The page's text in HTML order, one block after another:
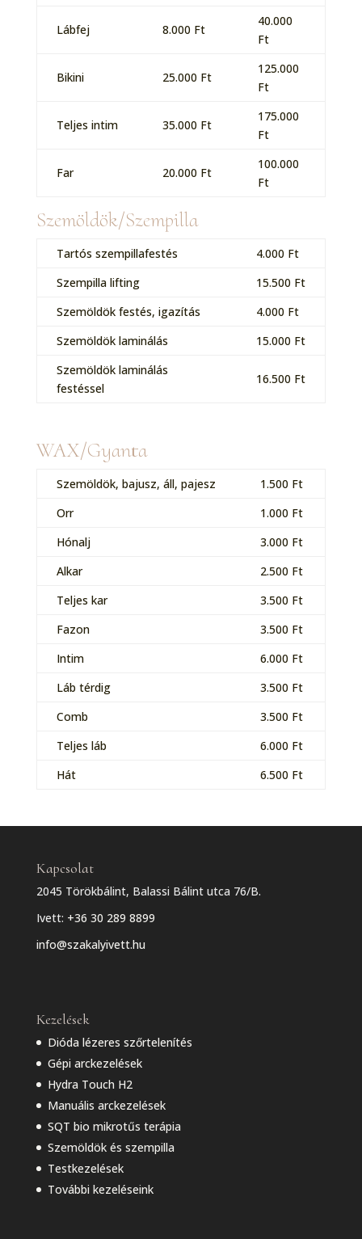
Lábfej 8.000 Ft
40.000
Ft
Bikini 25.000 Ft
125.000
Ft
Teljes intim 35.000 Ft
175.000
Ft
Far 20.000 Ft
100.000
Ft
Szemöldök/Szempilla
Tartós szempillafestés
4.000 Ft
Szempilla lifting
15.500 Ft
Szemöldök festés, igazítás
4.000 Ft
Szemöldök laminálás
15.000 Ft
Szemöldök laminálás
festéssel
16.500 Ft
WAX/Gyanta
Szemöldök, bajusz, áll, pajesz
1.500 Ft
Orr
1.000 Ft
Hónalj
3.000 Ft
Alkar
2.500 Ft
Teljes kar
3.500 Ft
Fazon
3.500 Ft
Intim
6.000 Ft
Láb térdig
3.500 Ft
Comb
3.500 Ft
Teljes láb
6.000 Ft
Hát
6.500 Ft
Kapcsolat
2045 Törökbálint, Balassi Bálint utca 76/B.
Ivett: +36 30 289 8899
info@szakalyivett.hu
Kezelések
Dióda lézeres szőrtelenítés
Gépi arckezelések
Hydra Touch H2
Manuális arckezelések
SQT bio mikrotűs terápia
Szemöldök és szempilla
Testkezelések
További kezeléseink